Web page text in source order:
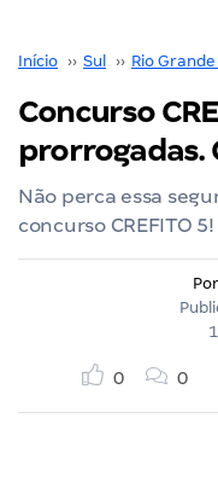
Início ›› Sul ›› Rio Grande
Concurso
prorrogadas.
Não perca essa
concurso CREFITO 5!
Por
0 0